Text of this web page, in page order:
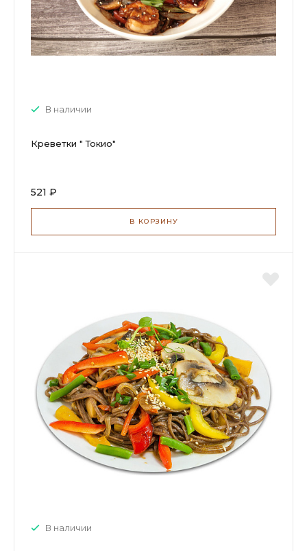
В наличии
Креветки " Токио"
521 ₽
В КОРЗИНУ
В наличии